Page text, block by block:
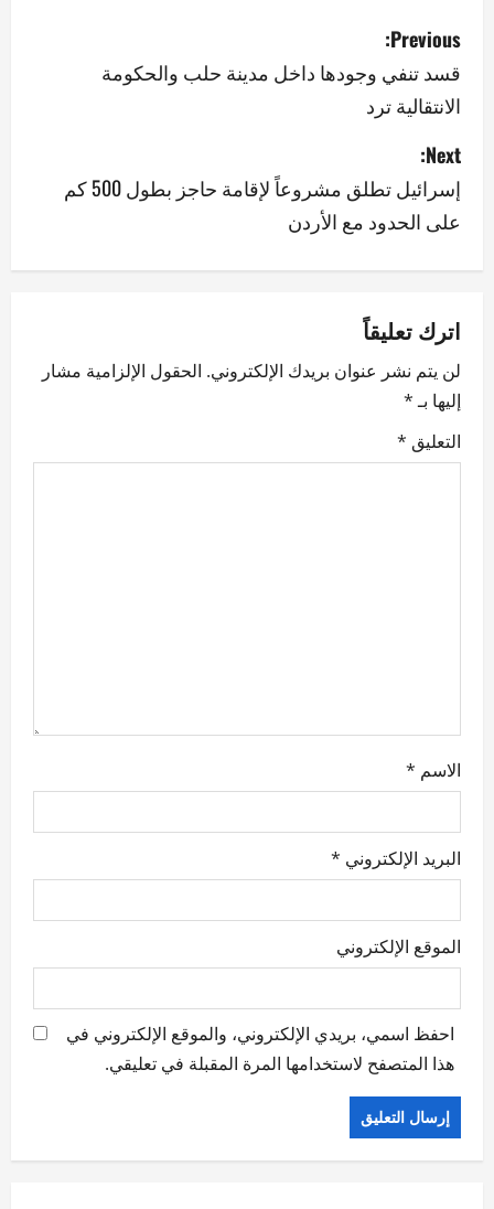
P
o
s
t
n
a
i
g
a
Previous:
قسد تنفي وجودها داخل مدينة حلب والحكومة
الانتقالية ترد
Next:
إسرائيل تطلق مشروعاً لإقامة حاجز بطول 500 كم
على الحدود مع الأردن
اترك تعليقاً
لن يتم نشر عنوان بريدك الإلكتروني. الحقول الإلزامية مشار
إليها بـ*
التعليق *
الاسم *
البريد الإلكتروني *
الموقع الإلكتروني
احفظ اسمي، بريدي الإلكتروني، والموقع الإلكتروني في
هذا المتصفح لاستخدامها المرة المقبلة في تعليقي.